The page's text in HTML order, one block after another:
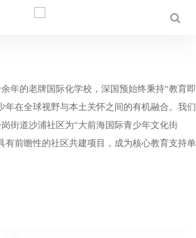
年的老牌国际化学校，深国预始终秉持“教育即
年在全球视野与本土关怀之间的有机融合。我们
街道沙浦社区为“大前海国际青少年文化街
有前瞻性的社区共建项目，成为核心教育支持单